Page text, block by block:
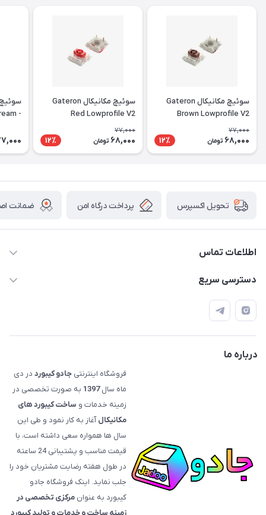
سوئیچ مکانیکال Gateron
Brown Lowprofile V2
77,000
68,000 تومان 12٪
سوئیچ مکانیکال Gateron
Red Lowprofile V2
77,000
68,000 تومان 12٪
تحویل اکسپرس پرداخت درگاه امن ضمانت
اطلاعات تماس
09120992668
info@jadookb.com
حضوری، با هماهنگی)
دسترسی سریع
حساب کاربری
اصطلاحات و مفاهیم مرتبط به کیبوردهای مکانیکال
درباره ما
فروشگاه اینترنتی جادو کیبورد در دی
ماه سال1397 به صورت تخصصی در
زمینه خدمات و ساخت کیبورد های
مکانیکالآغاز به کار نمود و طی این
سال ها همواره سعی داشته است، با
قیمت‌ مناسب و پشتیبانی 24 ساعته
در طول هفته رضایت مشتریان خود را
جلب نماید. اینک فروشگاه جادو
کیبورد به عنوان مرکزی تخصصی در
زمینه ساخت و خدمات و تولید کیبورد